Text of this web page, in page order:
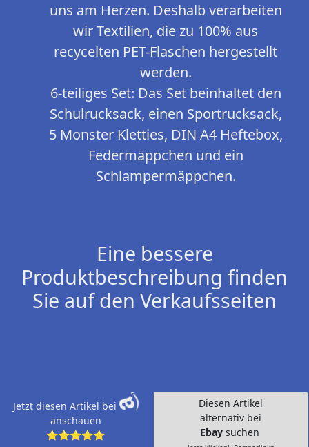
uns am Herzen. Deshalb verarbeiten
wir Textilien, die zu 100% aus
recycelten PET-Flaschen hergestellt
werden.
6-teiliges Set: Das Set beinhaltet den
Schulrucksack, einen Sportrucksack,
5 Monster Kletties, DIN A4 Heftebox,
Federmäppchen und ein
Schlampermäppchen.
Eine bessere
Produktbeschreibung finden
Sie auf den Verkaufsseiten
Jetzt diesen Artikel bei
anschauen
⭐⭐⭐⭐⭐
Diesen Artikel
alternativ bei
Ebay suchen